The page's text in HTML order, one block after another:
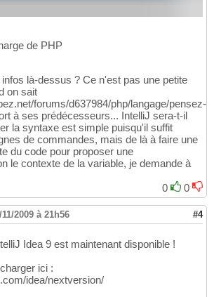
de PHP
là-dessus ? Ce n'est pas une petite
on sait
forums/d637984/php/langage/pensez-
à ses prédécesseurs... IntelliJ sera-t-il
la syntaxe est simple puisqu'il suffit
de commandes, mais de là à faire une
du code pour proposer une
le contexte de la variable, je demande à
0
0
11/2009 à 21h56 #4
Idea 9 est maintenant disponible !
ici :
idea/nextversion/